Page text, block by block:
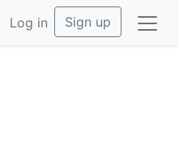
Log in Sign up